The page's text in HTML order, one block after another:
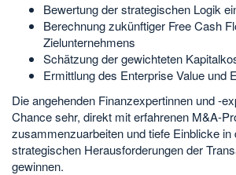
Bewertung der strategischen Logik
Berechnung zukünftiger Free Cash
Zielunternehmens
Schätzung der gewichteten
Ermittlung des Enterprise Value und
Die angehenden Finanzexpertinnen und -
Chance sehr, direkt mit erfahrenen M&A-
zusammenzuarbeiten und tiefe Einblicke
strategischen Herausforderungen der
gewinnen.